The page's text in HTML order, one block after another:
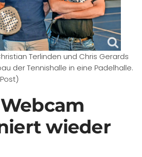
Terlinden und Chris Gerards
der Tennishalle in eine Padelhalle.
wieder